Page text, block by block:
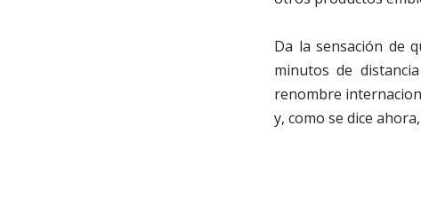
Da la sensación de
minutos de
renombre
y, como se dice